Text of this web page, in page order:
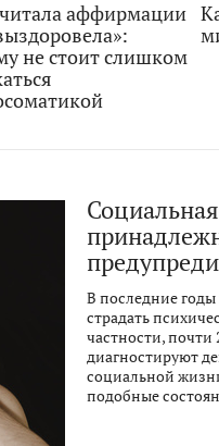
аффирмации
не стоит слишком
В последние
страдать
частности, почти
диагностируют
социальной
подобные